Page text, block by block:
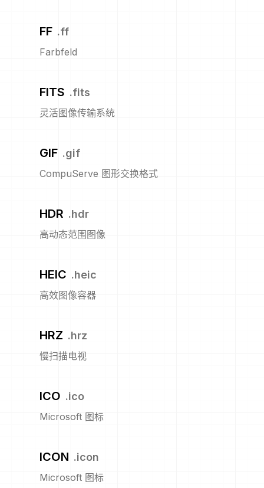
FF .ff
Farbfeld
FITS .fits
灵活图像传输系统
GIF .gif
CompuServe 图形交换格式
HDR .hdr
高动态范围图像
HEIC .heic
高效图像容器
HRZ .hrz
慢扫描电视
ICO .ico
Microsoft 图标
ICON .icon
Microsoft 图标